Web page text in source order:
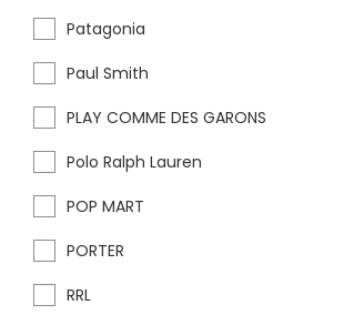
Patagonia
Paul Smith
PLAY COMME DES GARONS
Polo Ralph Lauren
POP MART
PORTER
RRL